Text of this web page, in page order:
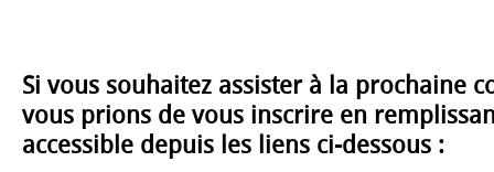
Si vous souhaitez assister à la prochaine
vous prions de vous inscrire en
accessible depuis les liens ci-dessous :